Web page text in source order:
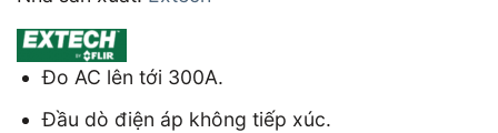
đánh giá
Đo AC lên tới 300A.
Đầu dò điện áp không tiếp xúc.